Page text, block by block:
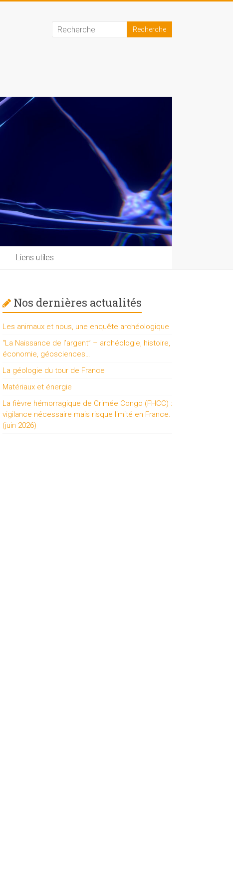
Liens utiles
Nos dernières actualités
Les animaux et nous, une enquête archéologique
“La Naissance de l’argent” – archéologie, histoire,
économie, géosciences…
La géologie du tour de France
Matériaux et énergie
La fièvre hémorragique de Crimée Congo (FHCC) :
vigilance nécessaire mais risque limité en France.
(juin 2026)